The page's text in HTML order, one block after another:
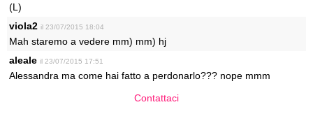
(L)
viola2 il 23/07/2015 18:04
Mah staremo a vedere mm) mm) hj
aleale il 23/07/2015 17:51
Alessandra ma come hai fatto a perdonarlo??? nope mmm
Contattaci